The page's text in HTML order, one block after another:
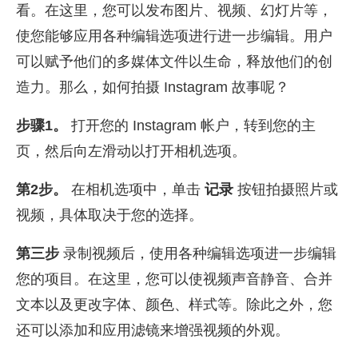
看。在这里，您可以发布图片、视频、幻灯片等，
使您能够应用各种编辑选项进行进一步编辑。用户
可以赋予他们的多媒体文件以生命，释放他们的创
造力。那么，如何拍摄 Instagram 故事呢？
步骤1。
打开您的 Instagram 帐户，转到您的主
页，然后向左滑动以打开相机选项。
第2步。 在相机选项中，单击 记录 按钮拍摄照片或
视频，具体取决于您的选择。
第三步 录制视频后，使用各种编辑选项进一步编辑
您的项目。在这里，您可以使视频声音静音、合并
文本以及更改字体、颜色、样式等。除此之外，您
还可以添加和应用滤镜来增强视频的外观。